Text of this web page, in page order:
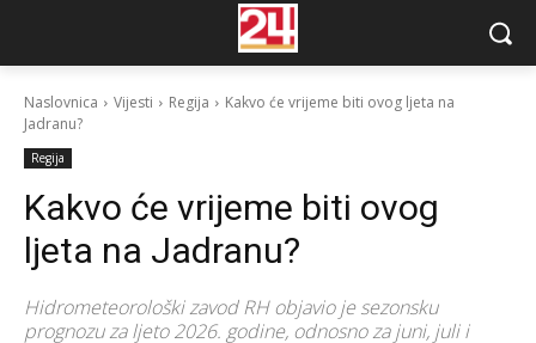
Naslovnica Vijesti Regija
Kakvo će vrijeme biti ovog ljeta na
Jadranu?
Regija
Kakvo će vrijeme biti ovog
ljeta na Jadranu?
Hidrometeorološki zavod RH objavio je sezonsku
prognozu za ljeto 2026. godine, odnosno za juni, juli i